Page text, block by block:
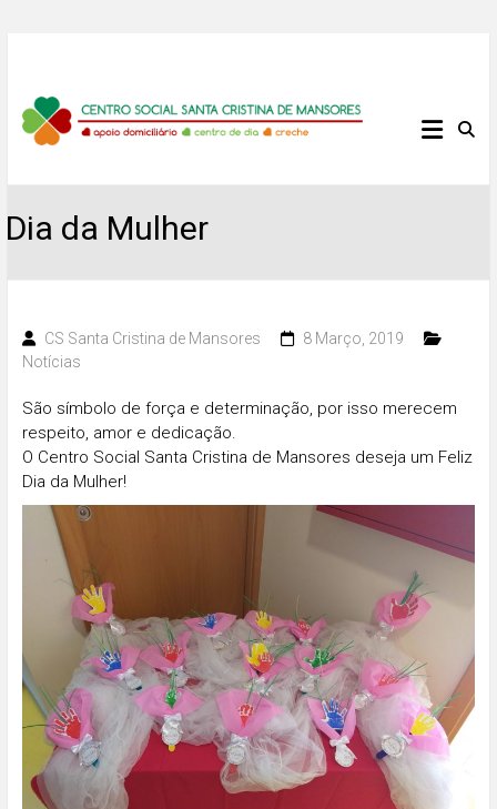
content
Centro
Santa
Cristina
de
Mansores
Dia da Mulher
CS Santa Cristina de Mansores
8 Março, 2019
Notícias
São símbolo de força e determinação, por isso merecem
respeito, amor e dedicação.
O Centro Social Santa Cristina de Mansores deseja um Feliz
Dia da Mulher!